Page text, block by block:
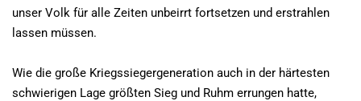
unser Volk für alle Zeiten unbeirrt fortsetzen und erstrahlen
lassen müssen.
Wie die große Kriegssiegergeneration auch in der härtesten
schwierigen Lage größten Sieg und Ruhm errungen hatte,